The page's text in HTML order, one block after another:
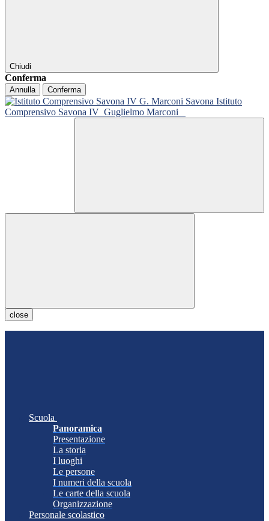
Chiudi
Conferma
Annulla Conferma
Istituto
Comprensivo Savona IV Guglielmo Marconi
close
Scuola
Panoramica
Presentazione
La storia
I luoghi
Le persone
I numeri della scuola
Le carte della scuola
Organizzazione
Personale scolastico